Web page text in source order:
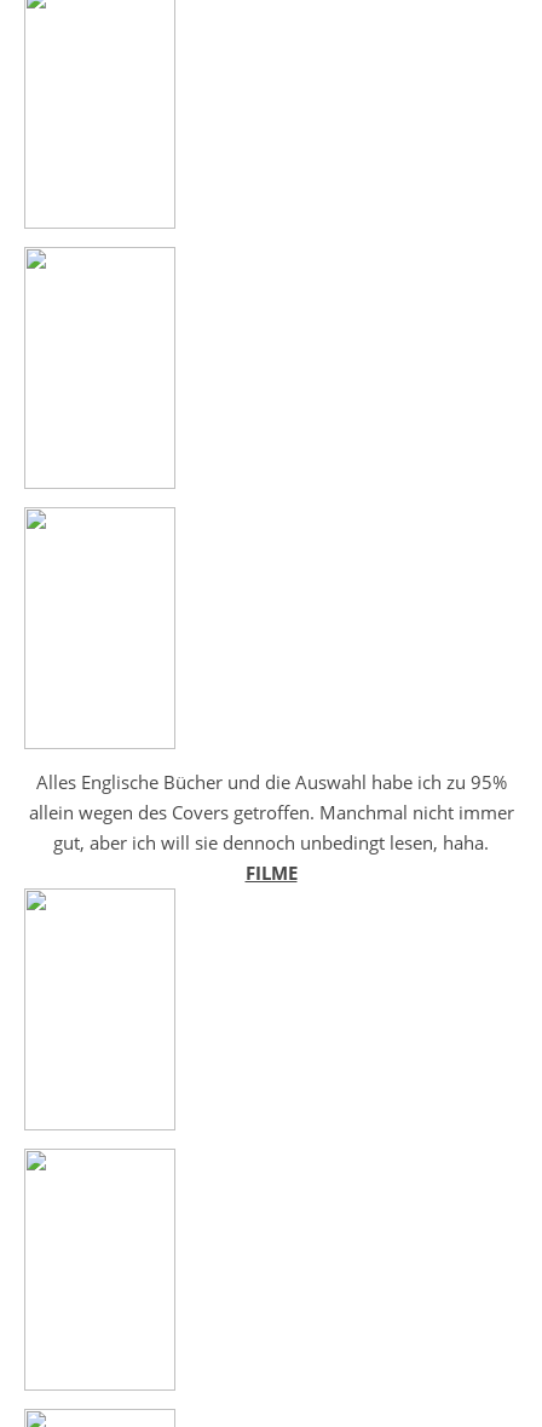
Alles Englische Bücher und die Auswahl habe ich zu 95%
allein wegen des Covers getroffen. Manchmal nicht immer
gut, aber ich will sie dennoch unbedingt lesen, haha.
FILME